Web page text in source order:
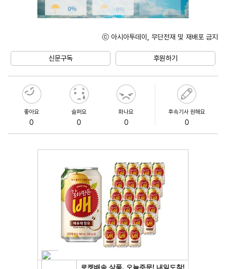
ⓒ 아시아투데이, 무단전재 및 재배포 금지
신문구독 후원하기
좋아요
0
슬퍼요
0
화나요
0
후속기사 원해요
0